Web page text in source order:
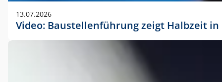
13.07.2026
Video: Baustellenführung zeigt Halbzeit